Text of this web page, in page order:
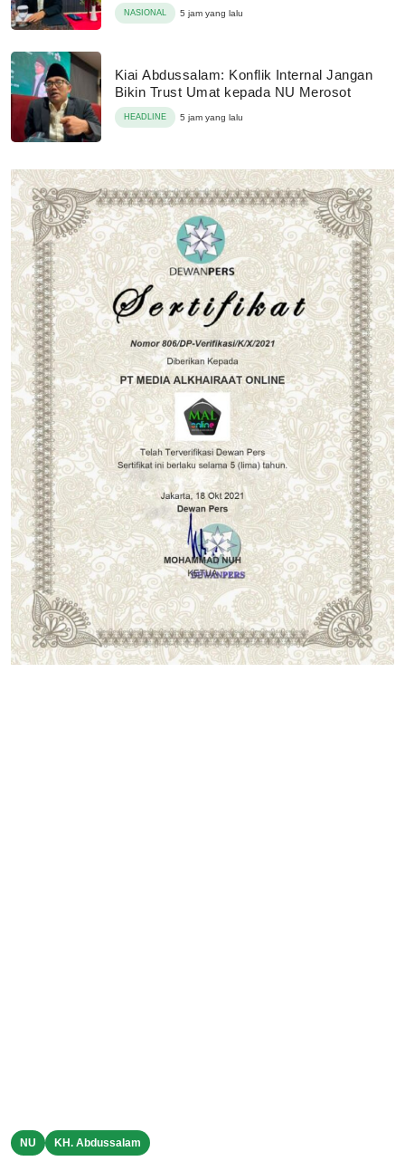
NASIONAL 5 jam yang lalu
Kiai Abdussalam: Konflik Internal Jangan
Bikin Trust Umat kepada NU Merosot
HEADLINE 5 jam yang lalu
NU KH. Abdussalam